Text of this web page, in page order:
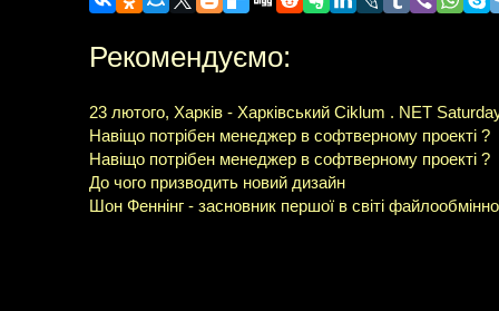
Рекомендуємо:
23 лютого, Харків - Харківський Ciklum . NET
Навіщо потрібен менеджер в софтверному проекті ?
Навіщо потрібен менеджер в софтверному проекті ?
До чого призводить новий дизайн
Шон Феннінг - засновник першої в світі